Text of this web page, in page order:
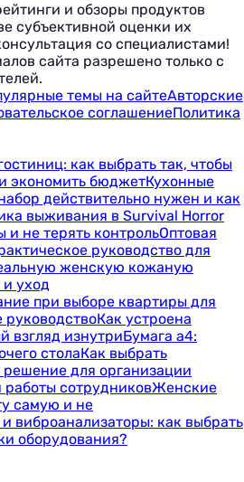
и обзоры продуктов
субъективной оценки их
со специалистами!
сайта разрешено только с
темы на сайтеАвторские
соглашениеПолитика
как выбрать так, чтобы
экономить бюджетКухонные
действительно нужен и как
выживания в Survival Horror
и не терять контрольОптовая
руководство для
женскую кожаную
и уход
при выборе квартиры для
руководствоКак устроена
взгляд изнутриБумага а4:
столаКак выбрать
для организации
сотрудниковЖенские
самую и не
виброанализаторы: как выбрать
оборудования?